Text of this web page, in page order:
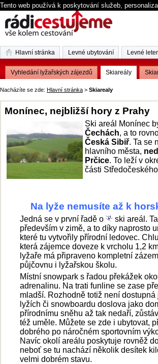
Tento web používá k poskytování služeb,
Nacházíte se zde: Hlavní stránka > Skiarealy
Monínec, nejbližší hory z Prahy
Ski areál Monínec
Čechách, a to
Česká Sibiř. Ta se
hlavního města,
Prčice. To leží v
části
Na lyže nemusíte až k
Jedná se v první řadě o
ski areál.
především v zimě, a to díky naprosto
které tu vytvořily přírodní ledovec.
která zájemce doveze k vrcholu 1,2
lyžaře má připraveno kompletní
půjčovnu i lyžařskou školu.
Místní snowpark s řadou překážek
adrenalinu. Na trati funline se zase
mladší. Rozhodně totiž není dostupná
lyžích či snowboardu doslova jako
přírodnímu sněhu až tak nedaří,
též uměle. Můžete se zde i ubytovat,
dobrého po náročném sportovním
Navíc okolí areálu poskytuje rovněž
neboť se tu nachází několik desítek
velmi dobrém stavu.
Hlavní stránka Levné ubytování Levné
Vyhledání lyžařských zájezdů Skiareály